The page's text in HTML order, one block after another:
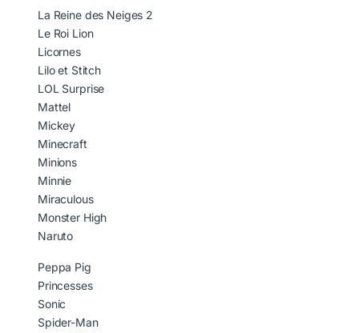
La Reine des Neiges 2
Le Roi Lion
Licornes
Lilo et Stitch
LOL Surprise
Mattel
Mickey
Minecraft
Minions
Minnie
Miraculous
Monster High
Naruto
Peppa Pig
Princesses
Sonic
Spider-Man